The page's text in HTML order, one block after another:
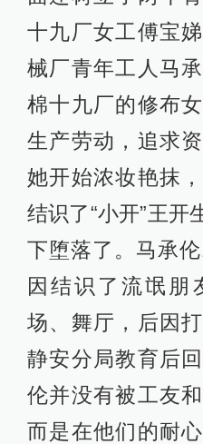
十九厂女工傅宝
械厂青年工人马
棉十九厂的修布
生产劳动，追求
她开始浓妆艳抹
结识了“小开”王开
下堕落了。马承
因结识了流氓朋
场、舞厅，后因
静安分局教育后
伦并没有被工友
而是在他们的耐